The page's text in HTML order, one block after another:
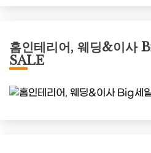
홈인테리어, 웨딩&이사
SALE